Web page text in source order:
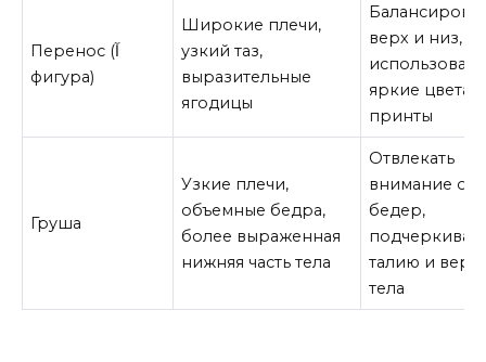
Перенос (‌آ
фигура)
Широкие плечи,
узкий таз,
выразительные
ягодицы
верх и низ,
использовать
яркие цвета и
принты
Груша
Узкие плечи,
объемные бедра,
более выраженная
нижняя часть тела
Отвлекать
внимание от
бедер,
талию и верх
тела